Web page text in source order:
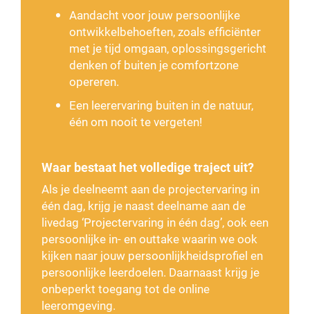
Aandacht voor jouw persoonlijke
ontwikkelbehoeften, zoals efficiënter
met je tijd omgaan, oplossingsgericht
denken of buiten je comfortzone
opereren.
Een leerervaring buiten in de natuur,
één om nooit te vergeten!
Waar bestaat het volledige traject uit?
Als je deelneemt aan de projectervaring in
één dag, krijg je naast deelname aan de
livedag ‘Projectervaring in één dag’, ook een
persoonlijke in- en outtake waarin we ook
kijken naar jouw persoonlijkheidsprofiel en
persoonlijke leerdoelen. Daarnaast krijg je
onbeperkt toegang tot de online
leeromgeving.